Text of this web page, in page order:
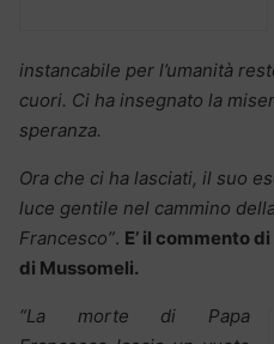
instancabile per l’umanità
cuori. Ci ha insegnato la
speranza.
Ora che ci ha lasciati, il suo
luce gentile nel cammino
Francesco”. E’ il commento
di Mussomeli.
“La morte di Papa